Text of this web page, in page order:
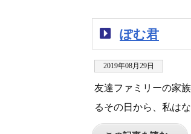
ぽむ君
2019年08月29日
友達ファミリーの家
るその日から、私は